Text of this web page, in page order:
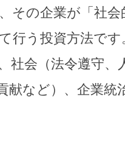
その企業が「社
行う投資方法で
社会（法令遵守、
献など）、企業統